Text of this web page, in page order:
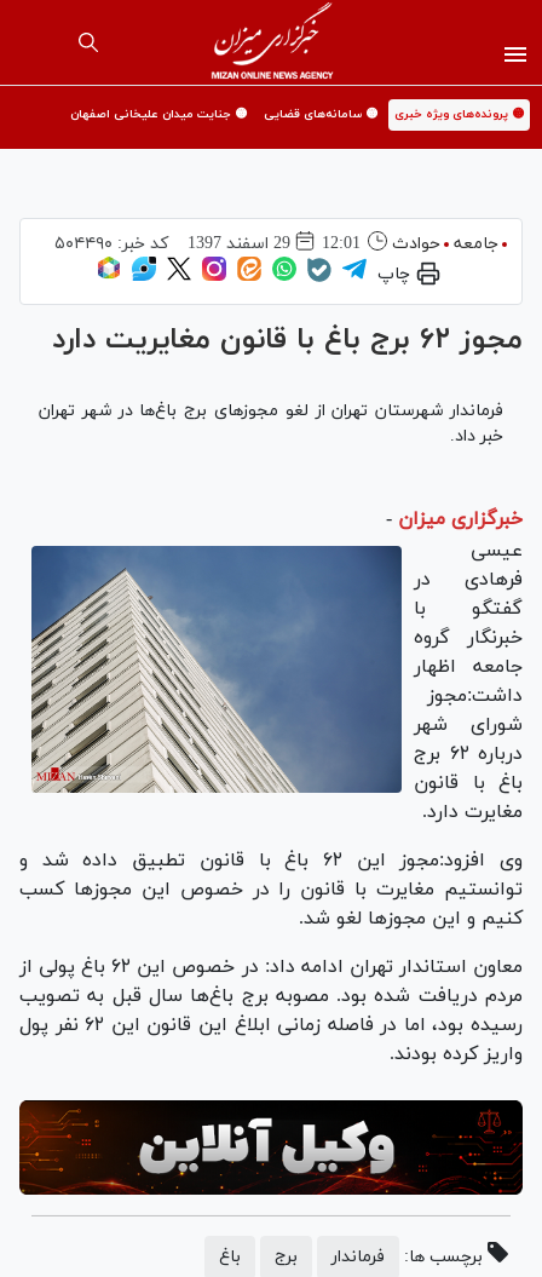
🟡 پرونده‌های ویژه خبری 🟡 سامانه‌های قضایی 🟡 جنایت میدان علیخانی اصفهان
جامعه حوادث 12:01 29 اسفند 1397 کد خبر: ۵۰۴۴۹۰
چاپ
مجوز ۶۲ برج باغ با قانون مغایریت دارد
فرماندار شهرستان تهران از لغو مجوز‌های برج باغ‌ها در شهر تهران
خبر داد.
خبرگزاری میزان -
عیسی
فرهادی در
گفتگو با
خبرنگار گروه
جامعه اظهار
داشت:مجوز
شورای شهر
درباره ۶۲ برج
باغ با قانون
مغایرت دارد.
وی افزود:مجوز این ۶۲ باغ با قانون تطبیق داده شد و
توانستیم مغایرت با قانون را در خصوص این مجوز‌ها کسب
کنیم و این مجوز‌ها لغو شد.
معاون استاندار تهران ادامه داد: در خصوص این ۶۲ باغ پولی از
مردم دریافت شده بود. مصوبه برج باغ‌ها سال قبل به تصویب
رسیده بود، اما در فاصله زمانی ابلاغ این قانون این ۶۲ نفر پول
واریز کرده بودند.
برچسب ها: فرماندار برج باغ